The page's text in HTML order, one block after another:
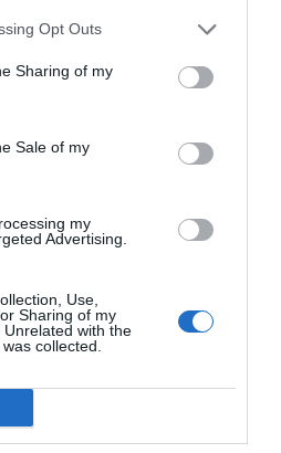
Opt Outs
Sharing of my
Sale of my
my
Advertising.
Use,
Sharing of my
with the
collected.
η μία την άλλη. «
νταλίκε